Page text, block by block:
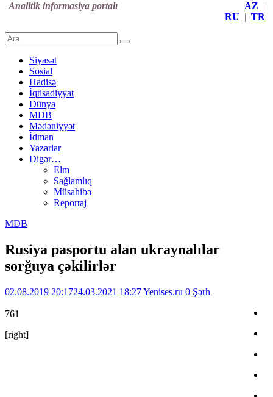
Analitik informasiya portalı
AZ |
RU | TR
Siyasət
Sosial
Hadisə
İqtisadiyyat
Dünya
MDB
Mədəniyyət
İdman
Yazarlar
Digər…
Elm
Sağlamlıq
Müsahibə
Reportaj
MDB
Rusiya pasportu alan ukraynalılar
sorğuya çəkilirlər
02.08.2019 20:1724.03.2021 18:27Yenises.ru 0 Şərh
761
[right]